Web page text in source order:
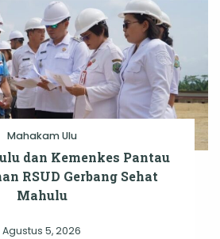
Mahakam Ulu
dan Kemenkes Pantau
RSUD Gerbang Sehat
Mahulu
Agustus 5, 2026